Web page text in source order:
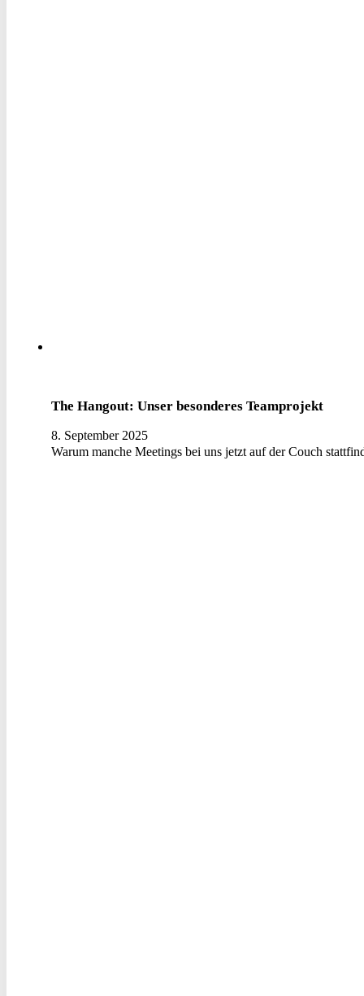
The Hangout: Unser besonderes Teamprojekt
8. September 2025
Warum manche Meetings bei uns jetzt auf der Couch